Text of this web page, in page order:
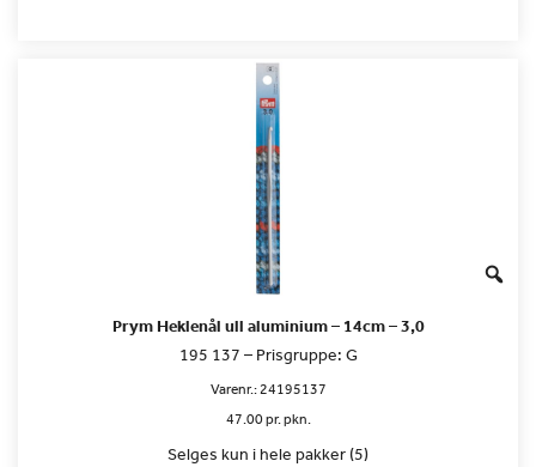
Prym Heklenål ull aluminium – 14cm – 3,0
195 137 – Prisgruppe: G
Varenr.:24195137
47.00 pr. pkn.
Selges kun i hele pakker (5)